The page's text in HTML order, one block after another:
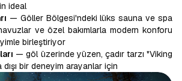
ideal
— Göller Bölgesi'ndeki lüks sauna ve spa
ve özel bakımlarla modern konforu
birleştiriyor
— göl üzerinde yüzen, çadır tarzı "Viking
dışı bir deneyim arayanlar için